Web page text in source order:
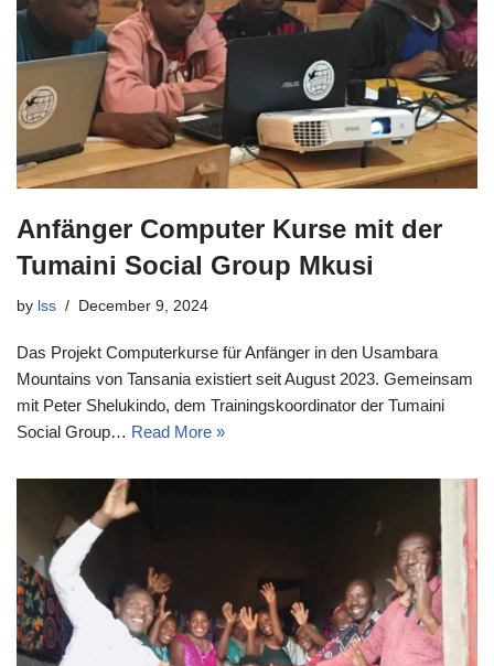
Anfänger Computer Kurse mit der
Tumaini Social Group Mkusi
by lss December 9, 2024
Das Projekt Computerkurse für Anfänger in den Usambara
Mountains von Tansania existiert seit August 2023. Gemeinsam
mit Peter Shelukindo, dem Trainingskoordinator der Tumaini
Social Group… Read More »